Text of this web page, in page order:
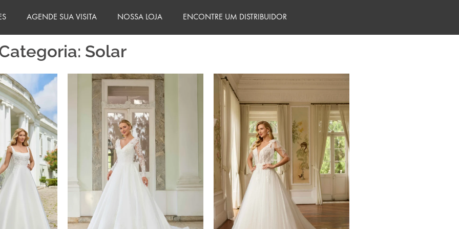
AGENDE SUA VISITA NOSSA LOJA ENCONTRE UM DISTRIBUIDOR
Solar